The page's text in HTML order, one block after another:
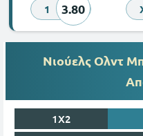
1 3.80
Νιούελς Ολντ
1X2